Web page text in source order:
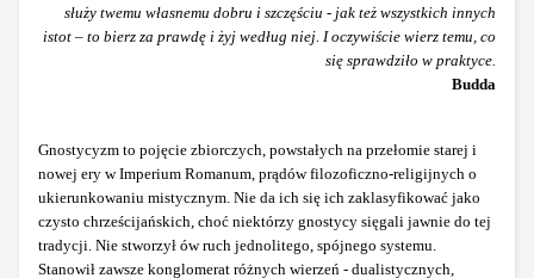
służy twemu własnemu dobru i szczęściu - jak też wszystkich innych
istot – to bierz za prawdę i żyj według niej. I oczywiście wierz temu, co
się sprawdziło w praktyce.
Budda
Gnostycyzm to pojęcie zbiorczych, powstałych na przełomie starej i
nowej ery w Imperium Romanum, prądów filozoficzno-religijnych o
ukierunkowaniu mistycznym. Nie da ich się ich zaklasyfikować jako
czysto chrześcijańskich, choć niektórzy gnostycy sięgali jawnie do tej
tradycji. Nie stworzył ów ruch jednolitego, spójnego systemu.
Stanowił zawsze konglomerat różnych wierzeń - dualistycznych,